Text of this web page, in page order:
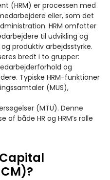
(HRM) er processen med
eller, som det
HRM omfatter
til udvikling og
produktiv arbejdsstyrke.
bredt i to grupper:
og
Typiske HRM-funktioner
(MUS),
(MTU). Denne
både HR og HRM’s rolle